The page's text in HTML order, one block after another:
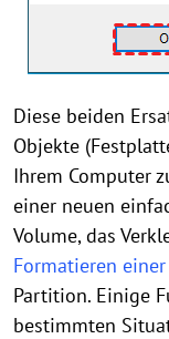
Diese beiden
Objekte
Ihrem Computer
einer neuen
Volume, das
Formatieren
Partition. Einige
bestimmten